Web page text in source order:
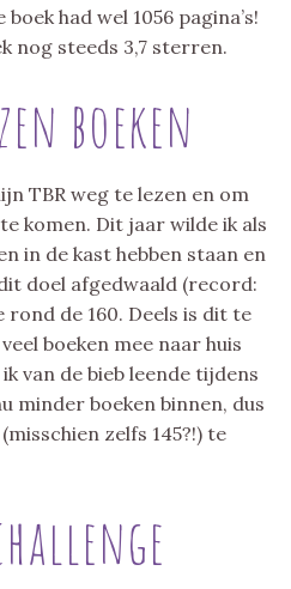
had wel 1056 pagina’s!
nog steeds 3,7 sterren.
boeken
TBR weg te lezen en om
komen. Dit jaar wilde ik als
in de kast hebben staan en
doel afgedwaald (record:
rond de 160. Deels is dit te
boeken mee naar huis
van de bieb leende tijdens
minder boeken binnen, dus
zelfs 145?!) te